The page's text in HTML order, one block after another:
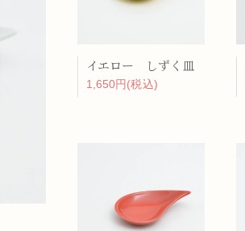
イエロー しずく皿
1,650円(税込)